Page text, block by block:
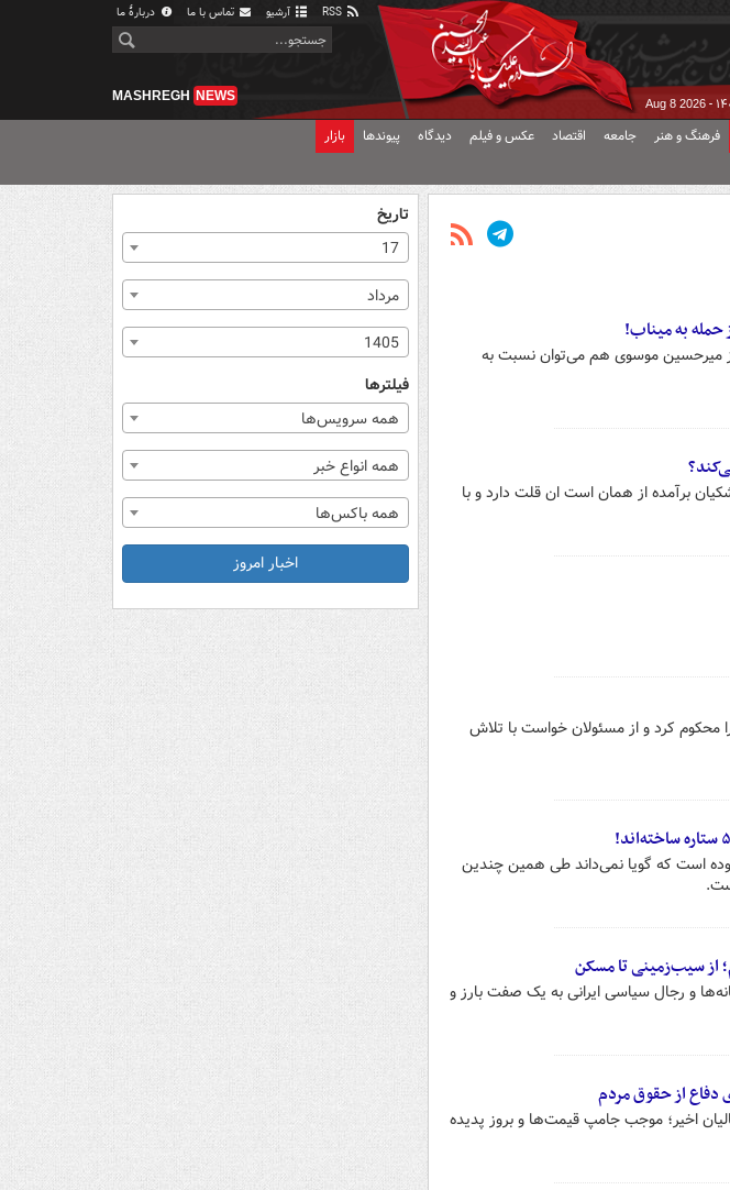
آرشیو تماس با ما دربارهٔ ما
Aug 8 2026
MASHREGH NEWS
فرهنگ و هنر جامعه اقتصاد عکس و فیلم دیدگاه پیوندها بازار
به میناب!
میرحسین موسوی هم می‌توان نسبت به
برآمده از همان است ان قلت دارد و با
محکوم کرد و از مسئولان خواست با تلاش
است که گویا نمی‌داند طی همین چندین
سیب‌زمینی تا مسکن
و رجال سیاسی ایرانی به یک صفت بارز و
دفاع از حقوق مردم
اخیر؛ موجب جامپ قیمت‌ها و بروز پدیده
تاریخ
17
مرداد
1405
فیلترها
همه سرویس‌ها
همه انواع خبر
همه باکس‌ها
اخبار امروز